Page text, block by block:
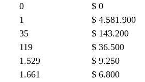
0 $ 0
1 $ 4.581.900
35 $ 143.200
119 $ 36.500
1.529 $ 9.250
1.661 $ 6.800